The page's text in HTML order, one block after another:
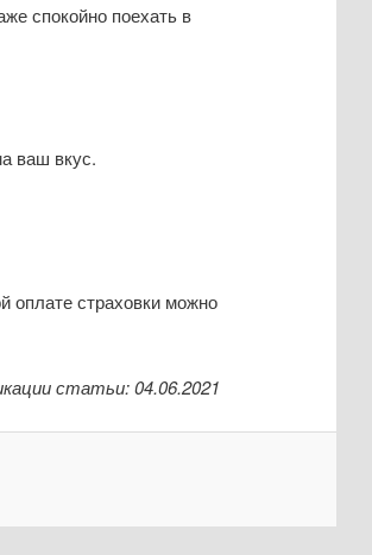
спокойно поехать в
ваш вкус.
оплате страховки можно
статьи: 04.06.2021